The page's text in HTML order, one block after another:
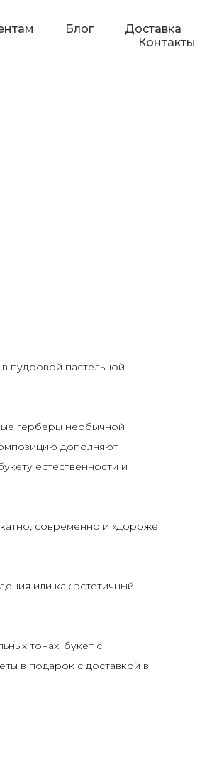
Блог
Доставка
Контакты
пудровой пастельной
герберы необычной
дополняют
естественности и
современно и «дороже
или как эстетичный
тонах, букет с
в подарок с доставкой в